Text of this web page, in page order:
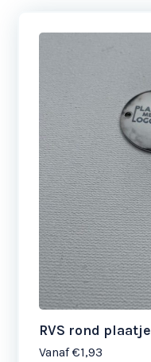
RVS rond plaatje
Vanaf €1,93
Dit
heeft
meerdere
variaties.
Deze
optie
kan
gekozen
worden
op
de
productpagina